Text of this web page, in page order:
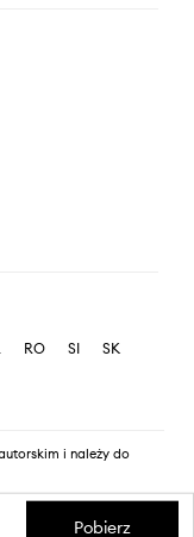
RO SI
SK
i należy do
Pobierz